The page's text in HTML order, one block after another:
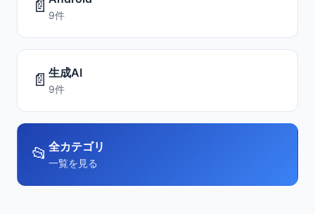
📄 9件
📄 生成AI
9件
📂 全カテゴリ
一覧を見る